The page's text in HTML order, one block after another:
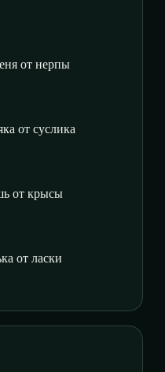
от нерпы
от суслика
от крысы
от ласки